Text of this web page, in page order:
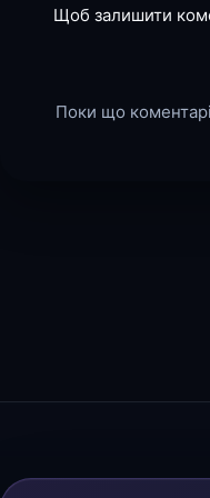
Щоб залишити
Поки що